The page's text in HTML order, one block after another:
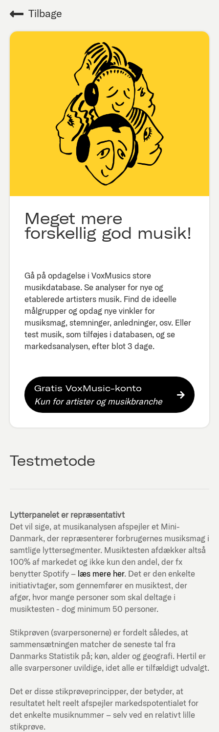
Tilbage
Meget mere
forskellig god musik!
Gå på opdagelse i VoxMusics store
musikdatabase. Se analyser for nye og
etablerede artisters musik. Find de ideelle
målgrupper og opdag nye vinkler for
musiksmag, stemninger, anledninger, osv. Eller
test musik, som tilføjes i databasen, og se
markedsanalysen, efter blot 3 dage.​
Gratis VoxMusic-konto
Kun for artister og musikbranche
Testmetode
Lytterpanelet er repræsentativt
Det vil sige, at musikanalysen afspejler et Mini-
Danmark, der repræsenterer forbrugernes musiksmag i
samtlige lyttersegmenter. Musiktesten afdækker altså
100% af markedet og ikke kun den andel, der fx
benytter Spotify – læs mere her. Det er den enkelte
initiativtager, som gennemfører en musiktest, der
afgør, hvor mange personer som skal deltage i
musiktesten - dog minimum 50 personer.
Stikprøven (svarpersonerne) er fordelt således, at
sammensætningen matcher de seneste tal fra
Danmarks Statistik på; køn, alder og geografi. Hertil er
alle svarpersoner uvildige, idet alle er tilfældigt udvalgt.
Det er disse stikprøveprincipper, der betyder, at
resultatet helt reelt afspejler markedspotentialet for
det enkelte musiknummer – selv ved en relativt lille
stikprøve.